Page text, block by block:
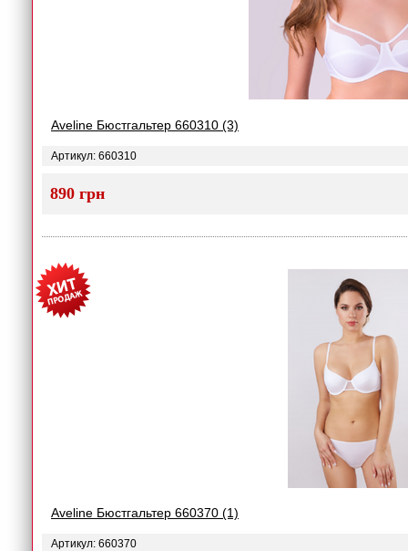
Aveline Бюстгальтер 660310 (3)
Артикул: 660310
890 грн
Aveline Бюстгальтер 660370 (1)
Артикул: 660370